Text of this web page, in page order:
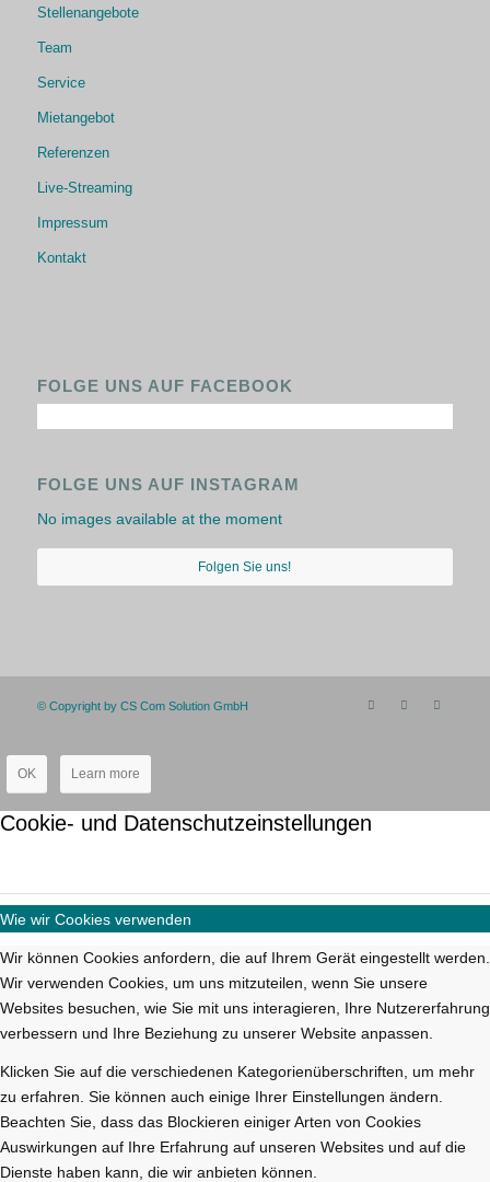
Stellenangebote
Team
Service
Mietangebot
Referenzen
Live-Streaming
Impressum
Kontakt
FOLGE UNS AUF FACEBOOK
FOLGE UNS AUF INSTAGRAM
No images available at the moment
Folgen Sie uns!
© Copyright by CS Com Solution GmbH
OK Learn more
Cookie- und Datenschutzeinstellungen
Wie wir Cookies verwenden
Wir können Cookies anfordern, die auf Ihrem Gerät eingestellt werden.
Wir verwenden Cookies, um uns mitzuteilen, wenn Sie unsere
Websites besuchen, wie Sie mit uns interagieren, Ihre Nutzererfahrung
verbessern und Ihre Beziehung zu unserer Website anpassen.
Klicken Sie auf die verschiedenen Kategorienüberschriften, um mehr
zu erfahren. Sie können auch einige Ihrer Einstellungen ändern.
Beachten Sie, dass das Blockieren einiger Arten von Cookies
Auswirkungen auf Ihre Erfahrung auf unseren Websites und auf die
Dienste haben kann, die wir anbieten können.